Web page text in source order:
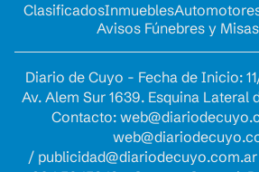
ClasificadosInmuebles
Avisos Fúnebres y Misas
Diario de Cuyo - Fecha de Inicio:
Av. Alem Sur 1639. Esquina
Contacto:
/ publicidad@diariodecuyo.com.ar